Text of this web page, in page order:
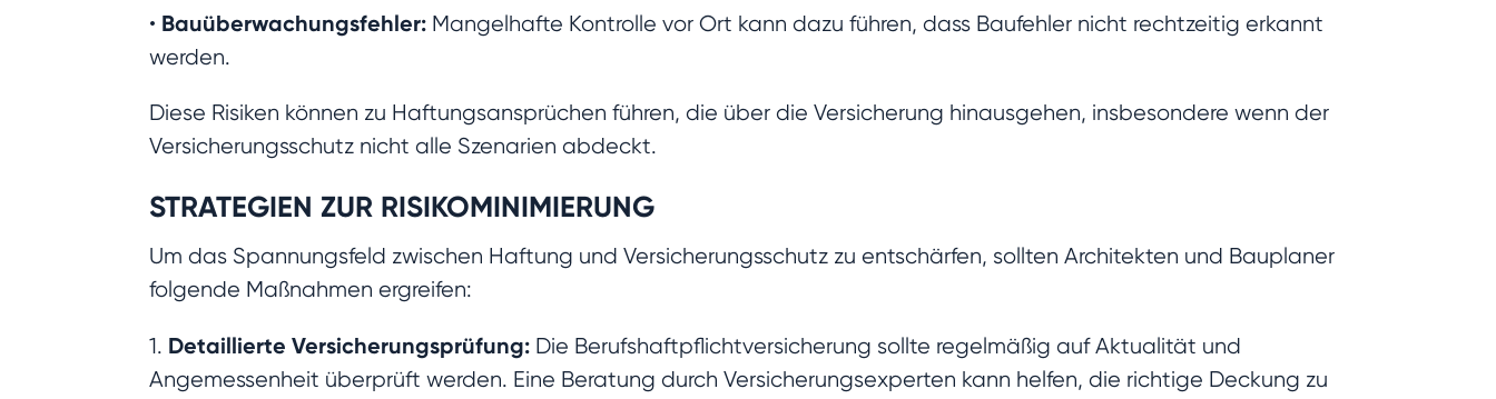
• Bauüberwachungsfehler: Mangelhafte Kontrolle vor Ort kann dazu führen, dass Baufehler nicht rechtzeitig erkannt
werden.
Diese Risiken können zu Haftungsansprüchen führen, die über die Versicherung hinausgehen, insbesondere wenn der
Versicherungsschutz nicht alle Szenarien abdeckt.
STRATEGIEN ZUR RISIKOMINIMIERUNG
Um das Spannungsfeld zwischen Haftung und Versicherungsschutz zu entschärfen, sollten Architekten und Bauplaner
folgende Maßnahmen ergreifen:
1. Detaillierte Versicherungsprüfung: Die Berufshaftpflichtversicherung sollte regelmäßig auf Aktualität und
Angemessenheit überprüft werden. Eine Beratung durch Versicherungsexperten kann helfen, die richtige Deckung zu